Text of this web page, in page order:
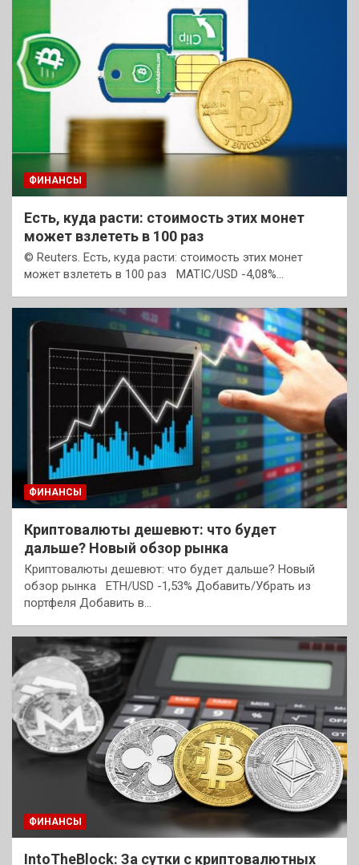
ФИНАНСЫ
Есть, куда расти: стоимость этих монет
может взлететь в 100 раз
© Reuters. Есть, куда расти: стоимость этих монет
может взлететь в 100 раз MATIC/USD -4,08%…
ФИНАНСЫ
Криптовалюты дешевют: что будет
дальше? Новый обзор рынка
Криптовалюты дешевют: что будет дальше? Новый
обзор рынка ETH/USD -1,53% Добавить/Убрать из
портфеля Добавить в…
ФИНАНСЫ
IntoTheBlock: За сутки с криптовалютных